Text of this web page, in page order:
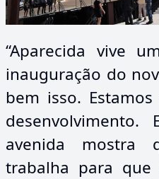
“Aparecida vive
inauguração do
bem isso.
avenida mostra
trabalha para que